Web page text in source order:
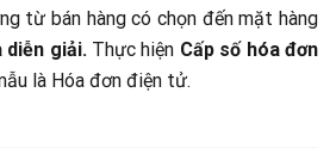
từ bán hàng có chọn đến mặt hàng
diễn giải. Thực hiện Cấp số hóa đơn
là Hóa đơn điện tử.